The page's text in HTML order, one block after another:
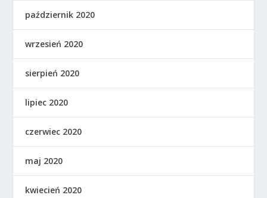
październik 2020
wrzesień 2020
sierpień 2020
lipiec 2020
czerwiec 2020
maj 2020
kwiecień 2020